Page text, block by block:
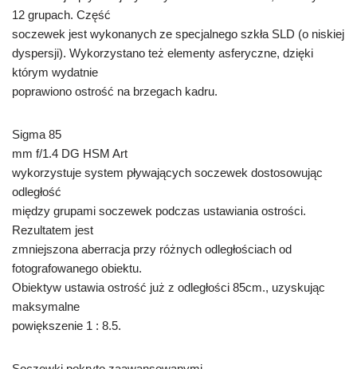
12 grupach. Część
soczewek jest wykonanych ze specjalnego szkła SLD (o niskiej
dyspersji). Wykorzystano też elementy asferyczne, dzięki
którym wydatnie
poprawiono ostrość na brzegach kadru.
Sigma 85
mm f/1.4 DG HSM Art
wykorzystuje system pływających soczewek dostosowując
odległość
między grupami soczewek podczas ustawiania ostrości.
Rezultatem jest
zmniejszona aberracja przy różnych odległościach od
fotografowanego obiektu.
Obiektyw ustawia ostrość już z odległości 85cm., uzyskując
maksymalne
powiększenie 1 : 8.5.